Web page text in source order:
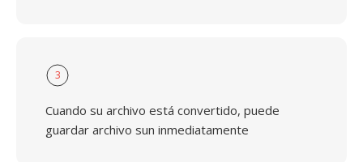
3
Cuando su archivo está convertido, puede
guardar archivo sun inmediatamente